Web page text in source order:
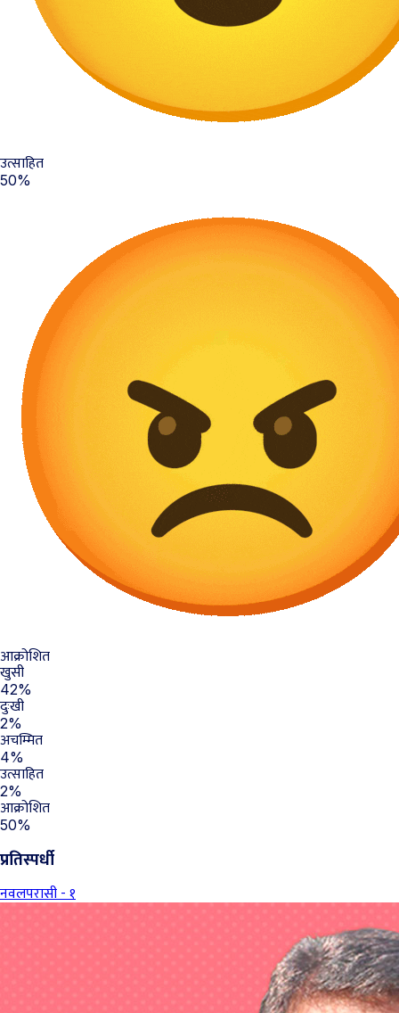
उत्साहित
50%
आक्रोशित
खुसी
42%
दुःखी
2%
अचम्मित
4%
उत्साहित
2%
आक्रोशित
50%
प्रतिस्पर्धी
नवलपरासी - १